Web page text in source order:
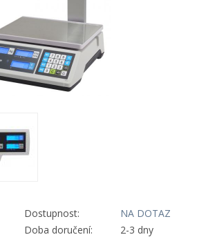
Dostupnost:
NA DOTAZ
Doba doručení:
2-3 dny